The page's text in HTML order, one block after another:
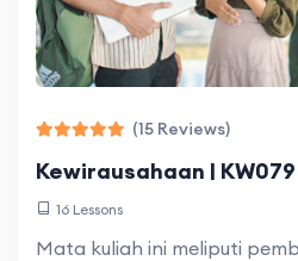
(15 Reviews)
Kewirausahaan | KW079
16 Lessons